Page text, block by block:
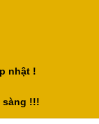
nhật !
sàng !!!